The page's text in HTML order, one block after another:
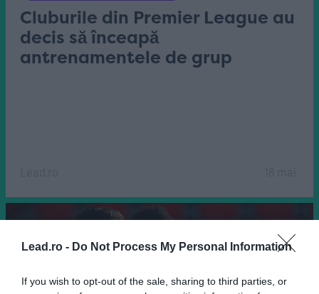
Lead.ro - Do Not Process My Personal Information
If you wish to opt-out of the sale, sharing to third parties, or
Cluburile din Premier League au
decis să înceapă
antrenamentele de grup